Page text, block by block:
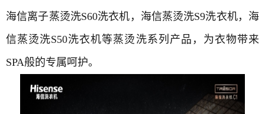
海信离子蒸烫洗S60洗衣机，海信蒸烫洗S9洗衣机，海
信蒸烫洗S50洗衣机等蒸烫洗系列产品，为衣物带来
SPA般的专属呵护。